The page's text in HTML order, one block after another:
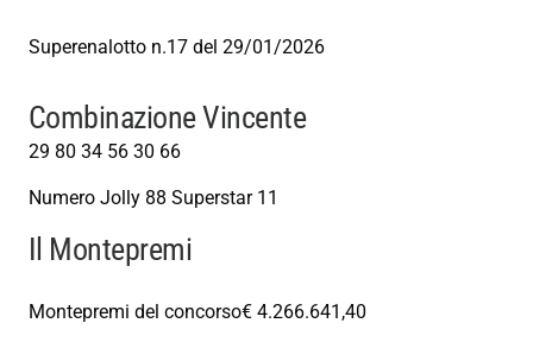
Superenalotto n.17 del 29/01/2026
Combinazione Vincente
29 80 34 56 30 66
Numero Jolly 88 Superstar11
Il Montepremi
Montepremi del concorso€ 4.266.641,40